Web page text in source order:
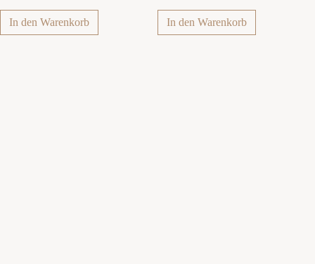
In den Warenkorb In den Warenkorb